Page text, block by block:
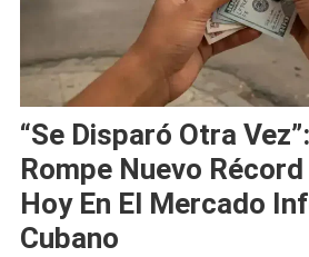
“Se Disparó Otra
Rompe Nuevo
Hoy En El Mercado
Cubano